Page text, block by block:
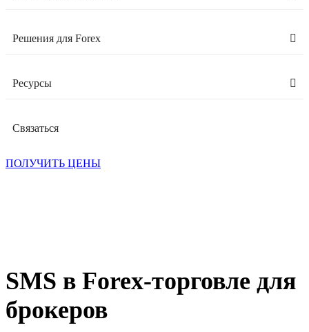
Решения для Forex
Ресурсы
Связаться
ПОЛУЧИТЬ ЦЕНЫ
SMS в Forex-торговле для
брокеров